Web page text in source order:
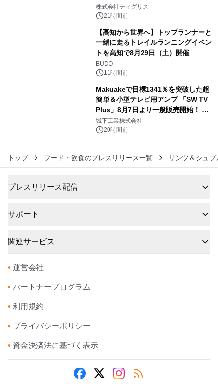
生 バカルディ ジャパンと連携した
没入型バー「BAR Arca」
株式会社ティグリス
21時間前
【高知から世界へ】トップランナーと
一緒に走るトレイルランニングイベン
トを高知で8月29日（土）開催
BUDO
11時間前
Makuakeで目標1341％を突破した超
簡単＆小型テレビ用アンプ 「SW TV
Plus」8月7日より一般販売開始！ ケ
ーブル1本つなぐだけ、テレビの音が
ぐっと豊かに
城下工業株式会社
20時間前
トップ フード・飲食のプレスリリース一覧 リンツ＆シュ
プレスリリース配信
サポート
関連サービス
• 運営会社
• パートナープログラム
• 利用規約
• プライバシーポリシー
• 資金決済法に基づく表示